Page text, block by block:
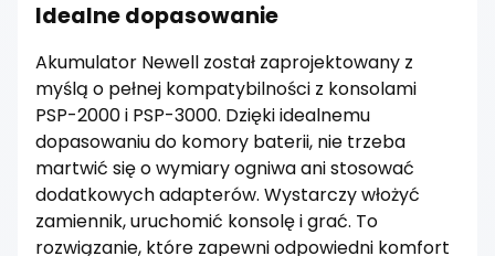
Idealne dopasowanie
Akumulator Newell został zaprojektowany z
myślą o pełnej kompatybilności z konsolami
PSP-2000 i PSP-3000. Dzięki idealnemu
dopasowaniu do komory baterii, nie trzeba
martwić się o wymiary ogniwa ani stosować
dodatkowych adapterów. Wystarczy włożyć
zamiennik, uruchomić konsolę i grać. To
rozwiązanie, które zapewni odpowiedni komfort